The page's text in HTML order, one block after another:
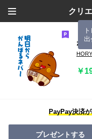
クリ
出
ね
￥
PayPay決済
プレゼントする